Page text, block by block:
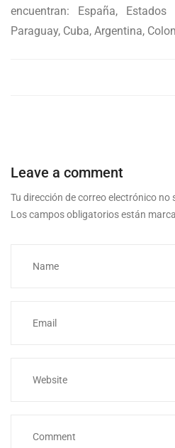
encuentran: España,
Paraguay, Cuba, Argentina,
Leave a comment
Tu dirección de correo electrónico no
Los campos obligatorios están